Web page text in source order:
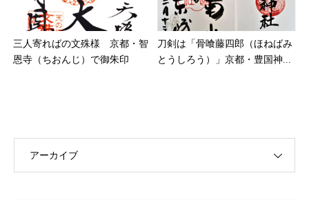
三人寄ればの文殊様 京都・智
恩寺（ちおんじ）で御朱印
刀剣は「骨喰藤四郎（ほねばみ
とうしろう）」京都・豊国神...
アーカイブ